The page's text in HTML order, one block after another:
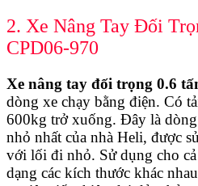
2. Xe Nâng Tay Đối
CPD06-970
Xe nâng tay đối trọng 0.6
dòng xe chạy bằng điện. Có
600kg trở xuống. Đây là
nhỏ nhất của nhà Heli, được
với lối đi nhỏ. Sử dụng cho
dạng các kích thước khác